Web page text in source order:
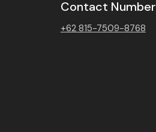
Contact Number
+62 815-7509-8768